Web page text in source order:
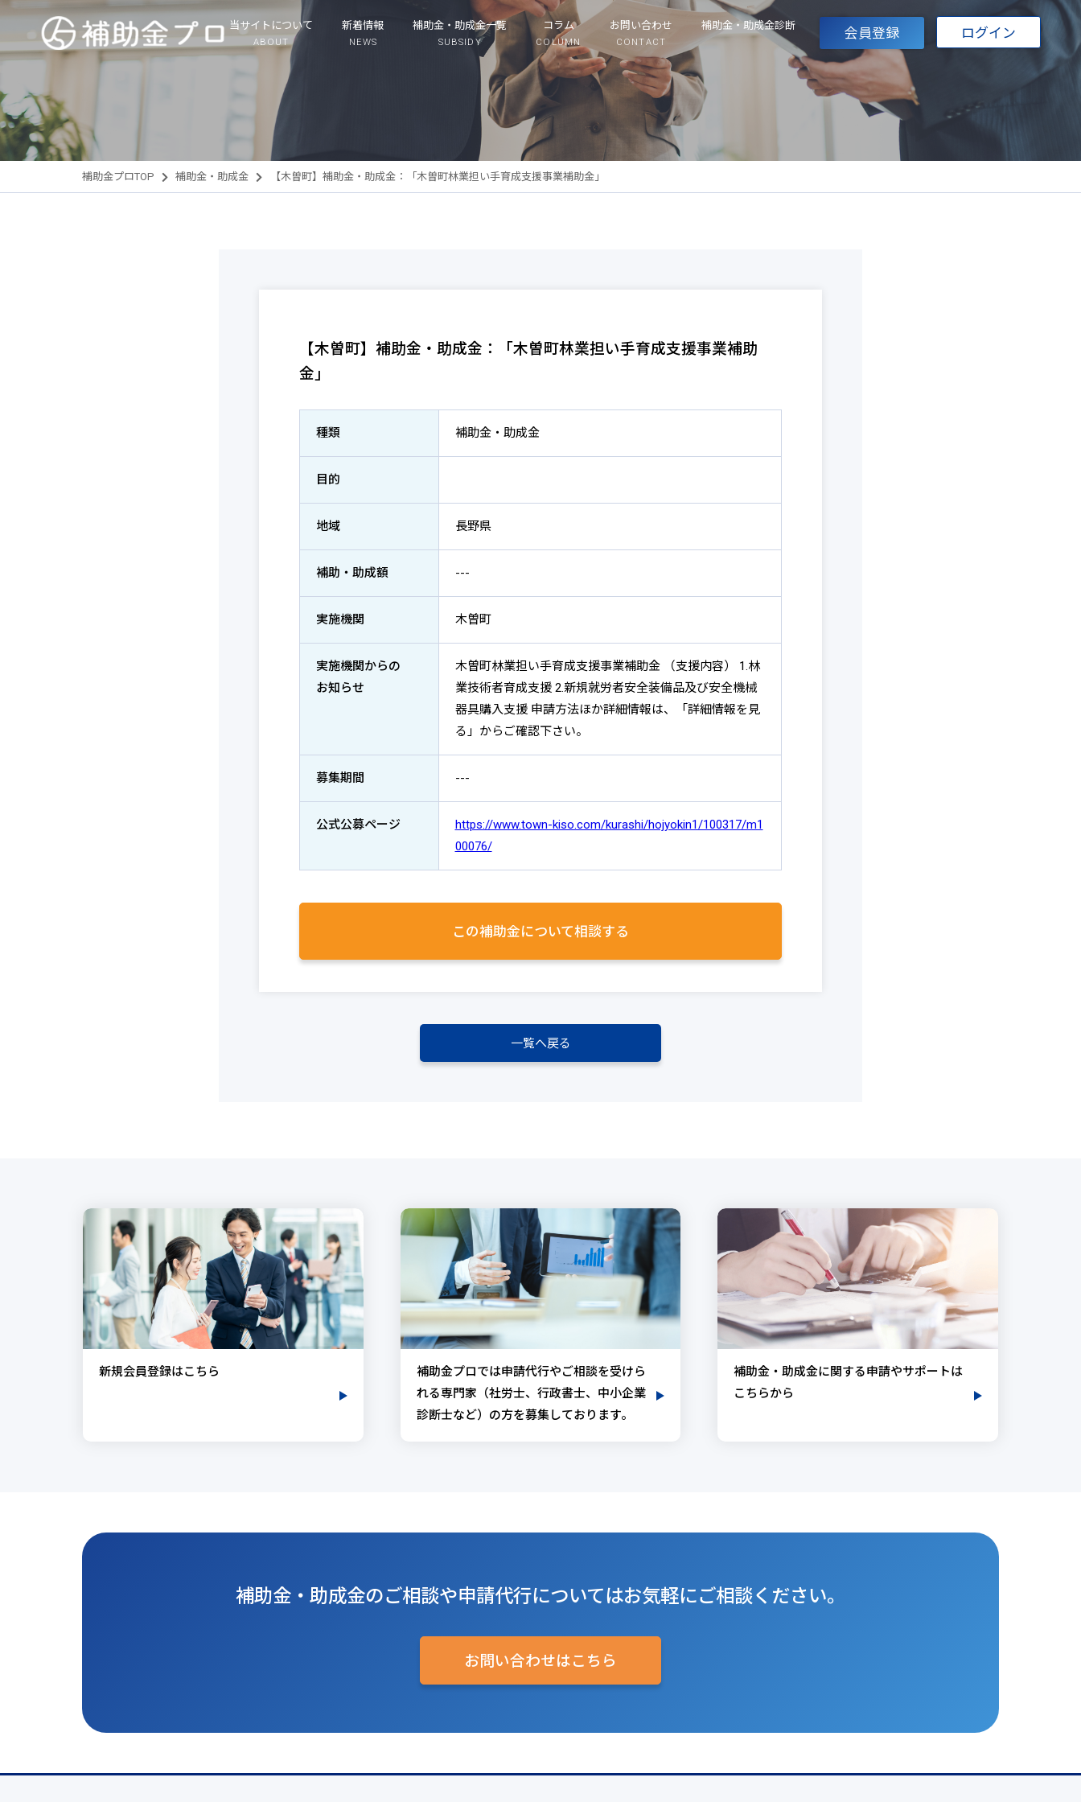
当サイトについて
ABOUT
新着情報
NEWS
補助金・助成金一覧
SUBSIDY
コラム
COLUMN
お問い合わせ
CONTACT
補助金・助成金診断 会員登録 ログイン
補助金プロTOP 補助金・助成金 【木曽町】補助金・助成金：「木曽町林業担い手育成支援事業補助金」
【木曽町】補助金・助成金：「木曽町林業担い手育成支援事業補助
金」
種類 補助金・助成金
目的
地域 長野県
補助・助成額 ---
実施機関 木曽町
実施機関からの
お知らせ
木曽町林業担い手育成支援事業補助金 （支援内容） 1.林
業技術者育成支援 2.新規就労者安全装備品及び安全機械
器具購入支援 申請方法ほか詳細情報は、「詳細情報を見
る」からご確認下さい。
募集期間 ---
公式公募ページ
https://www.town-kiso.com/kurashi/hojyokin1/100317/m1
00076/
この補助金について相談する
一覧へ戻る
新規会員登録はこちら
補助金プロでは申請代行やご相談を受けら
れる専門家（社労士、行政書士、中小企業
診断士など）の方を募集しております。
補助金・助成金に関する申請やサポートは
こちらから
補助金・助成金のご相談や申請代行についてはお気軽にご相談ください。
お問い合わせはこちら